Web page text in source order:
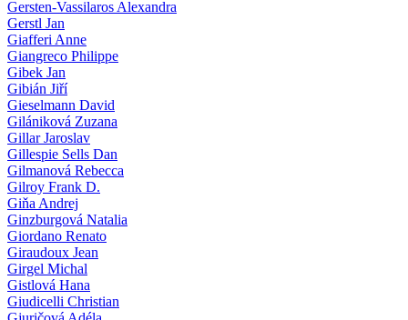
Gersten-Vassilaros Alexandra
Gerstl Jan
Giafferi Anne
Giangreco Philippe
Gibek Jan
Gibián Jiří
Gieselmann David
Gilániková Zuzana
Gillar Jaroslav
Gillespie Sells Dan
Gilmanová Rebecca
Gilroy Frank D.
Giňa Andrej
Ginzburgová Natalia
Giordano Renato
Giraudoux Jean
Girgel Michal
Gistlová Hana
Giudicelli Christian